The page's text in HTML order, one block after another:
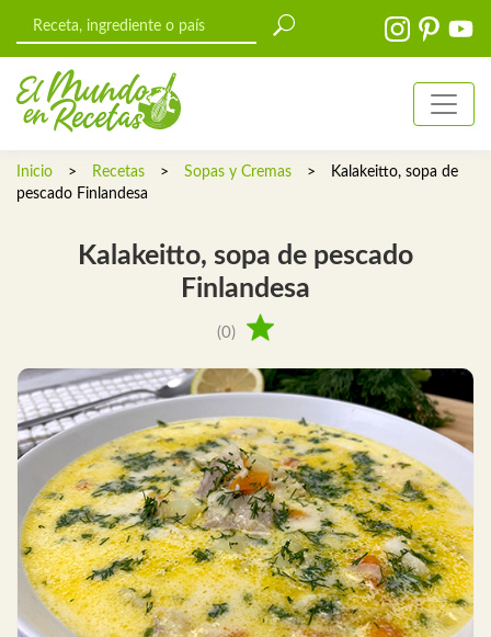
Inicio > Recetas > Sopas y Cremas >
Kalakeitto, sopa de
pescado Finlandesa
Kalakeitto, sopa de pescado
Finlandesa
(0)